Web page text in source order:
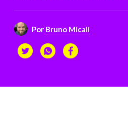
Por Bruno Micali